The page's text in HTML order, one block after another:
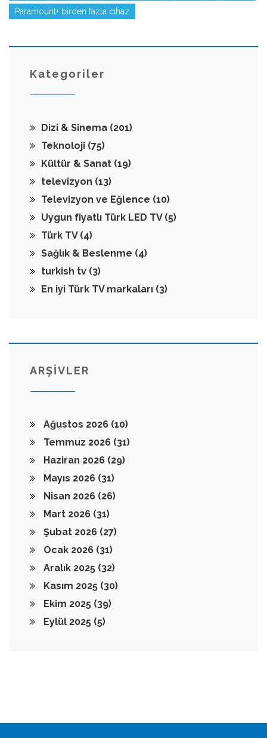
Paramount+ birden fazla cihaz
Kategoriler
Dizi & Sinema (201)
Teknoloji (75)
Kültür & Sanat (19)
televizyon (13)
Televizyon ve Eğlence (10)
Uygun fiyatlı Türk LED TV (5)
Türk TV (4)
Sağlık & Beslenme (4)
turkish tv (3)
En iyi Türk TV markaları (3)
ARŞİVLER
Ağustos 2026 (10)
Temmuz 2026 (31)
Haziran 2026 (29)
Mayıs 2026 (31)
Nisan 2026 (26)
Mart 2026 (31)
Şubat 2026 (27)
Ocak 2026 (31)
Aralık 2025 (32)
Kasım 2025 (30)
Ekim 2025 (39)
Eylül 2025 (5)